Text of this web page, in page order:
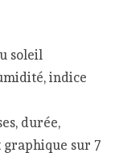
soleil
indice
durée,
sur 7